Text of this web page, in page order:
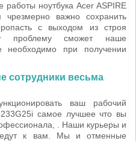
работы ноутбука Acer ASPIRE
важно сохранить
с выходом из строя
проблему сможет наше
необходимо при получении
сотрудники весьма
ваш рабочий
самое лучшее что вы
. Наши курьеры и
к вам. Мы и отменные